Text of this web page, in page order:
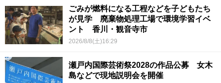
ごみが燃料になる工程などを子どもたち
が見学 廃棄物処理工場で環境学習イベ
ント 香川・観音寺市
2026/8/8(土)16:29
瀬戸内国際芸術祭2028の作品公募 女木
島などで現地説明会を開催